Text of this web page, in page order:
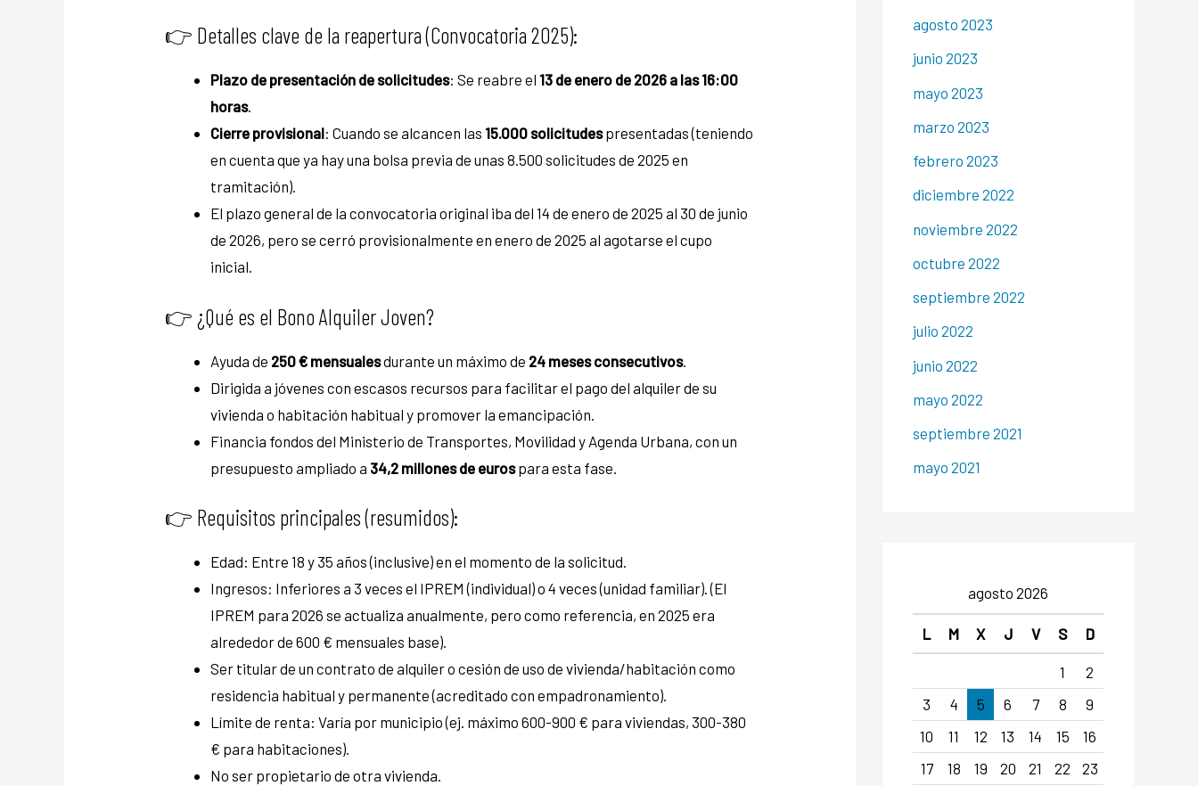
​👉 ​Detalles clave de la reapertura (Convocatoria 2025):
Plazo de presentación de solicitudes: Se reabre el13 de enero de 2026 a las 16:00
horas.
Cierre provisional: Cuando se alcancen las15.000 solicitudespresentadas (teniendo
en cuenta que ya hay una bolsa previa de unas 8.500 solicitudes de 2025 en
tramitación).
El plazo general de la convocatoria original iba del 14 de enero de 2025 al 30 de junio
de 2026, pero se cerró provisionalmente en enero de 2025 al agotarse el cupo
inicial.
​👉 ​¿Qué es el Bono Alquiler Joven?
Ayuda de 250 € mensualesdurante un máximo de 24 meses consecutivos.
Dirigida a jóvenes con escasos recursos para facilitar el pago del alquiler de su
vivienda o habitación habitual y promover la emancipación.
Financia fondos del Ministerio de Transportes, Movilidad y Agenda Urbana, con un
presupuesto ampliado a 34,2 millones de eurospara esta fase.
​👉​ Requisitos principales (resumidos):
Edad: Entre 18 y 35 años (inclusive) en el momento de la solicitud.
Ingresos: Inferiores a 3 veces el IPREM (individual) o 4 veces (unidad familiar). (El
IPREM para 2026 se actualiza anualmente, pero como referencia, en 2025 era
alrededor de 600 € mensuales base).
Ser titular de un contrato de alquiler o cesión de uso de vivienda/habitación como
residencia habitual y permanente (acreditado con empadronamiento).
Límite de renta: Varía por municipio (ej. máximo 600-900 € para viviendas, 300-380
€ para habitaciones).
No ser propietario de otra vivienda.
agosto 2023
junio 2023
mayo 2023
marzo 2023
febrero 2023
diciembre 2022
noviembre 2022
octubre 2022
septiembre 2022
julio 2022
junio 2022
mayo 2022
septiembre 2021
mayo 2021
agosto 2026
L M X J V S D
1
2
3
4 5 6 7 8
9
10
11 12 13 14 15
16
17
18 19 20 21 22
23